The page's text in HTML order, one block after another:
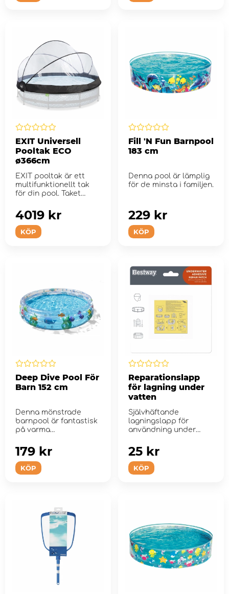
EXIT Universell
Pooltak ECO
ø366cm
EXIT pooltak är ett
multifunktionellt tak
för din pool. Taket
KÖP
4019 kr
Fill 'N Fun Barnpool
183 cm
Denna pool är lämplig
för de minsta i familjen.
KÖP
229 kr
Deep Dive Pool För
Barn 152 cm
Denna mönstrade
barnpool är fantastisk
på varma
KÖP
179 kr
Reparationslapp
för lagning under
vatten
Självhäftande
lagningslapp för
användning under
KÖP
25 kr